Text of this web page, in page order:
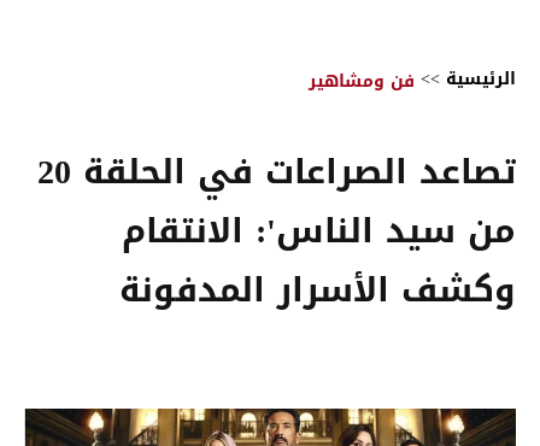
الرئيسية >> فن ومشاهير
تصاعد الصراعات في الحلقة 20
من سيد الناس': الانتقام
وكشف الأسرار المدفونة